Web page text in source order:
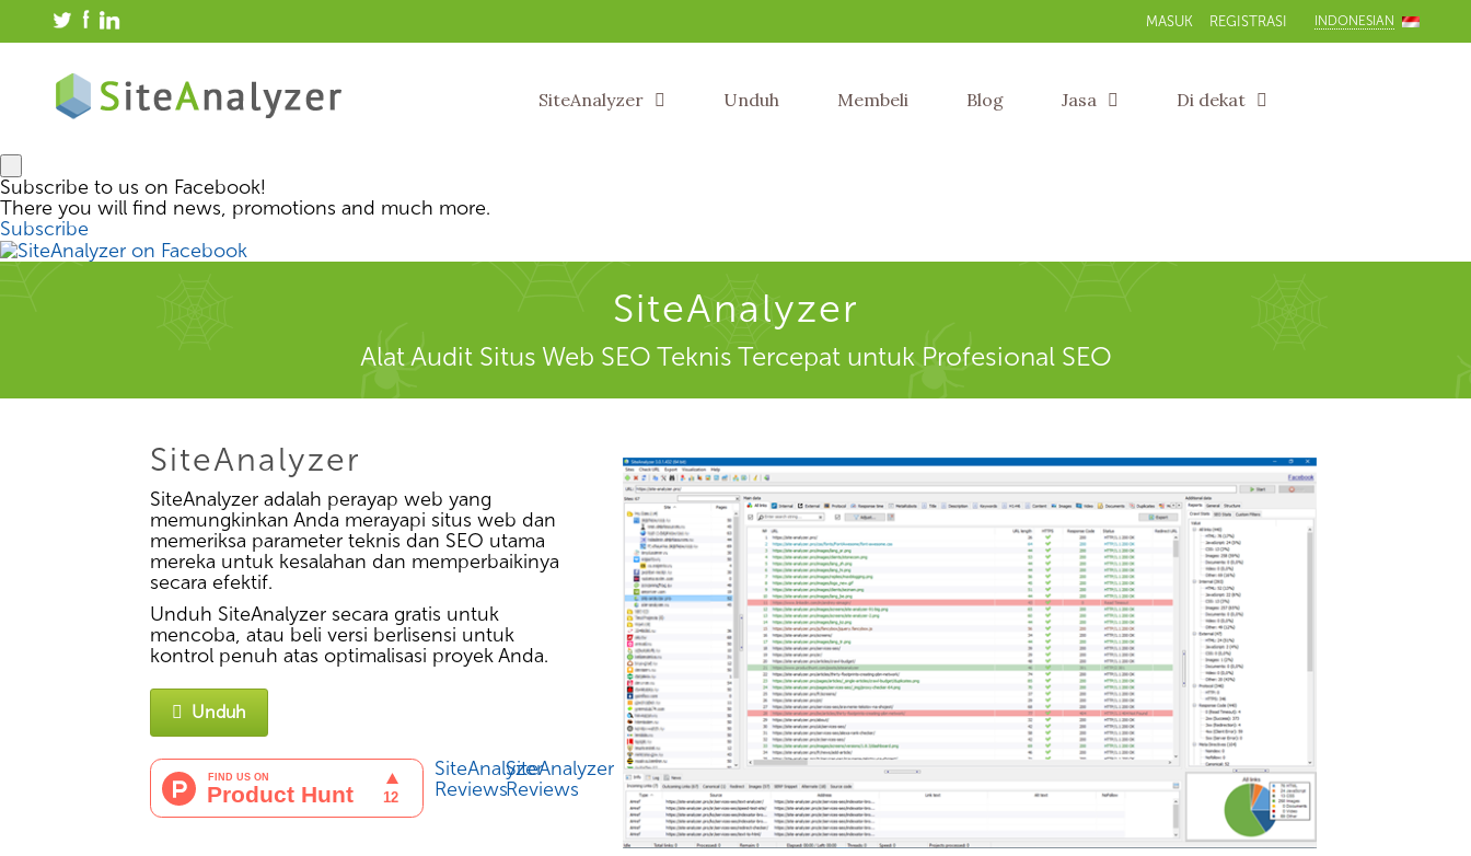
MASUK REGISTRASI INDONESIAN
SiteAnalyzer Unduh Membeli Blog Jasa Di dekat
Subscribe to us on Facebook!
There you will find news, promotions and much more.
Subscribe
SiteAnalyzer
Alat Audit Situs Web SEO Teknis Tercepat untuk Profesional SEO
SiteAnalyzer
SiteAnalyzer adalah perayap web yang
memungkinkan Anda merayapi situs web dan
memeriksa parameter teknis dan SEO utama
mereka untuk kesalahan dan memperbaikinya
secara efektif.
Unduh SiteAnalyzer secara gratis untuk
mencoba, atau beli versi berlisensi untuk
kontrol penuh atas optimalisasi proyek Anda.
Unduh
SiteAnalyzer
Reviews
SiteAnalyzer
Reviews